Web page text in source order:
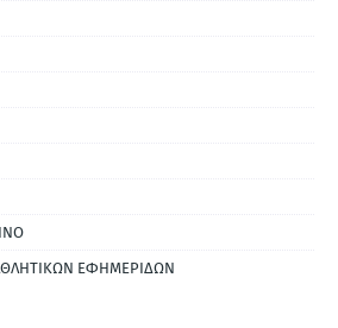
ΕΦΗΜΕΡΙΔΩΝ